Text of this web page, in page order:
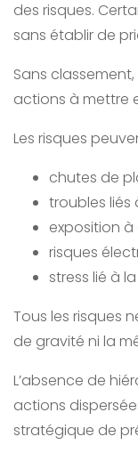
des risques.
sans établir de
Sans
actions à mettre
Les risques
chutes de
troubles liés
exposition
risques
stress lié à
Tous les risques
de gravité ni la
L’absence de
actions
stratégique de